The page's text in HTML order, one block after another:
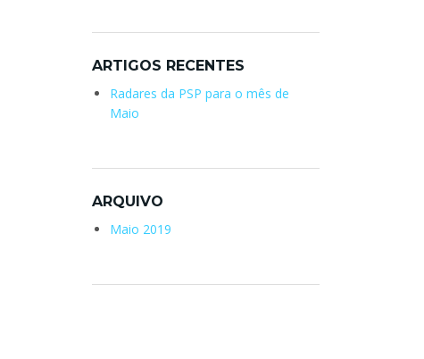
ARTIGOS RECENTES
Radares da PSP para o mês de
Maio
ARQUIVO
Maio 2019